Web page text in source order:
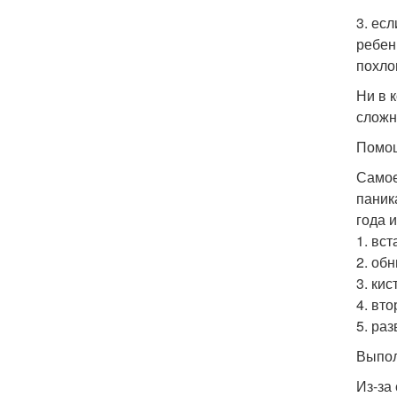
3.
Ни в
года
1.
2.
3.
4.
5.
Из-за